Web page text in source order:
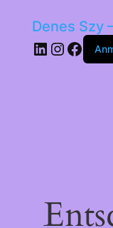
Denes Szy
LinkedIn